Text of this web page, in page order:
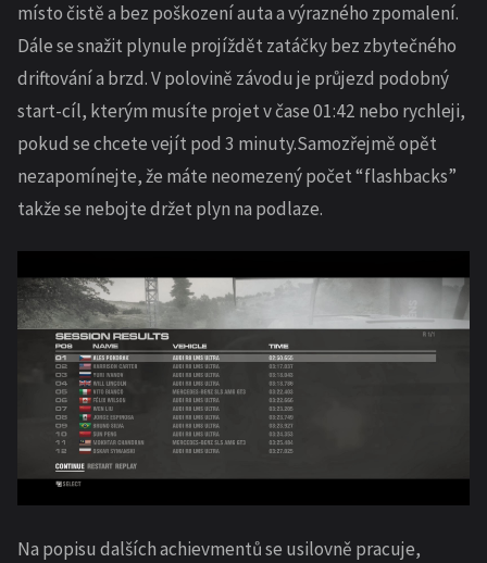
místo čistě a bez poškození auta a výrazného zpomalení.
Dále se snažit plynule projíždět zatáčky bez zbytečného
driftování a brzd. V polovině závodu je průjezd podobný
start-cíl, kterým musíte projet v čase 01:42 nebo rychleji,
pokud se chcete vejít pod 3 minuty.Samozřejmě opět
nezapomínejte, že máte neomezený počet “flashbacks”
takže se nebojte držet plyn na podlaze.
Na popisu dalších achievmentů se usilovně pracuje,